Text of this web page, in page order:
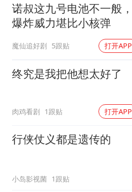
诺叔这九号电池不一般，
爆炸威力堪比小核弹
魔仙追好剧 5跟贴 打开APP
终究是我把他想太好了
肉鸡看剧 1跟贴 打开APP
行侠仗义都是遗传的
小岛影视菌 1跟贴